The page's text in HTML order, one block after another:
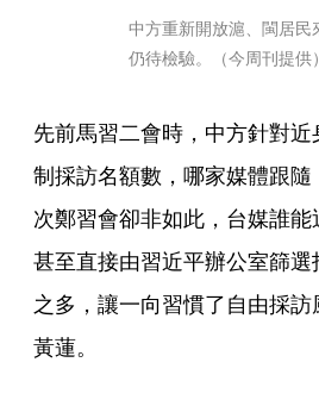
中方重新開放滬、閩居民
仍待檢驗。（今周刊提供）
先前馬習二會時，中方針對
制採訪名額數，哪家媒體跟
次鄭習會卻非如此，台媒誰
甚至直接由習近平辦公室篩
之多，讓一向習慣了自由採
黃蓮。